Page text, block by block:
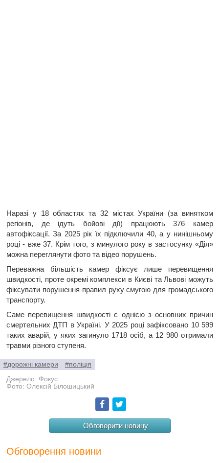
Наразі у 18 областях та 32 містах України (за винятком
регіонів, де ідуть бойові дії) працюють 376 камер
автофіксації. За 2025 рік їх підключили 40, а у нинішньому
році - вже 37. Крім того, з минулого року в застосунку «Дія»
можна переглянути фото та відео порушень.
Переважна більшість камер фіксує лише перевищення
швидкості, проте окремі комплекси в Києві та Львові можуть
фіксувати порушення правил руху смугою для громадського
транспорту.
Саме перевищення швидкості є однією з основних причин
смертельних ДТП в Україні. У 2025 році зафіксовано 10 599
таких аварій, у яких загинуло 1718 осіб, а 12 980 отримали
травми різного ступеня.
#дорожні камери
#поліція
Джерело: Фокус
Фото: Олексій Білошицький
Facebook
Обговорити новину
Обговорення новини